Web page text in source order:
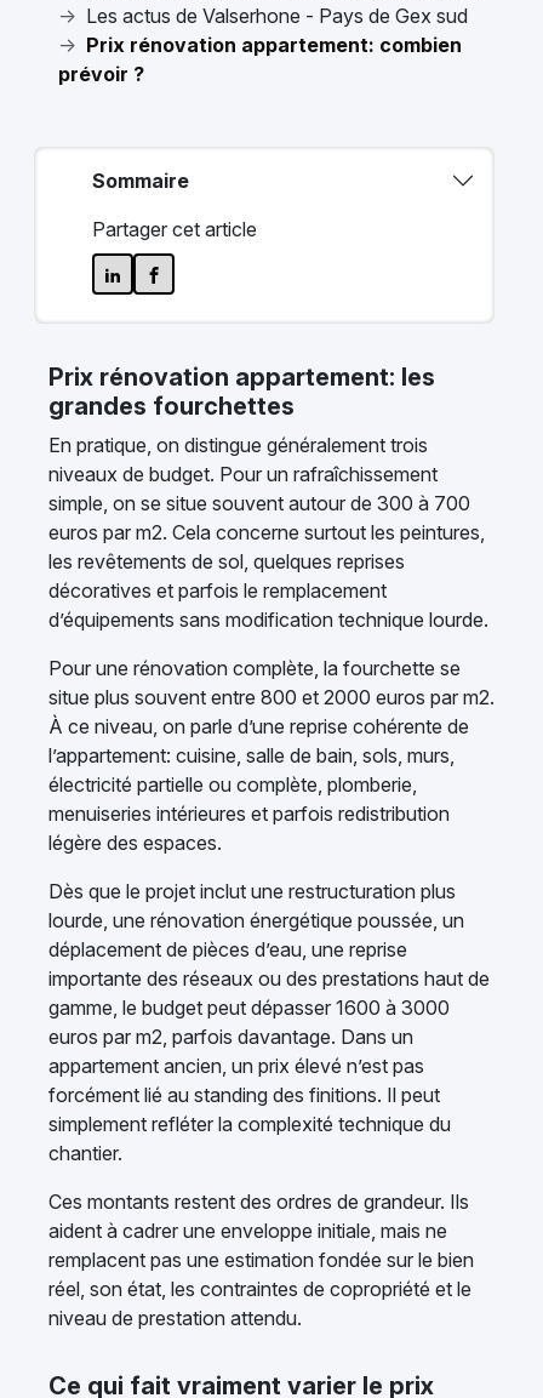
Les actus de Valserhone - Pays de Gex sud
Prix rénovation appartement: combien
prévoir ?
Sommaire
Partager cet article
Prix rénovation appartement: les
grandes fourchettes
En pratique, on distingue généralement trois
niveaux de budget. Pour un rafraîchissement
simple, on se situe souvent autour de 300 à 700
euros par m2. Cela concerne surtout les peintures,
les revêtements de sol, quelques reprises
décoratives et parfois le remplacement
d’équipements sans modification technique lourde.
Pour une rénovation complète, la fourchette se
situe plus souvent entre 800 et 2000 euros par m2.
À ce niveau, on parle d’une reprise cohérente de
l’appartement: cuisine, salle de bain, sols, murs,
électricité partielle ou complète, plomberie,
menuiseries intérieures et parfois redistribution
légère des espaces.
Dès que le projet inclut une restructuration plus
lourde, une rénovation énergétique poussée, un
déplacement de pièces d’eau, une reprise
importante des réseaux ou des prestations haut de
gamme, le budget peut dépasser 1600 à 3000
euros par m2, parfois davantage. Dans un
appartement ancien, un prix élevé n’est pas
forcément lié au standing des finitions. Il peut
simplement refléter la complexité technique du
chantier.
Ces montants restent des ordres de grandeur. Ils
aident à cadrer une enveloppe initiale, mais ne
remplacent pas une estimation fondée sur le bien
réel, son état, les contraintes de copropriété et le
niveau de prestation attendu.
Ce qui fait vraiment varier le prix